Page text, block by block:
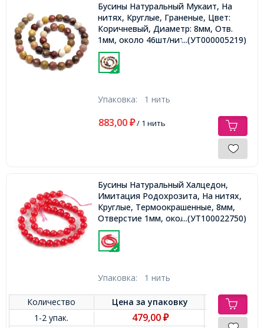
Бусины Натуральный Мукаит, На
нитях, Круглые, Граненые, Цвет:
Коричневый, Диаметр: 8мм, Отв.
1мм, около 46шт/нить,...(УТ000005219)
Упаковка: 1 нить
883,00 ₽/ 1 нить
Бусины Натуральный Халцедон,
Имитация Родохрозита, На нитях,
Круглые, Термоокрашенные, 8мм,
Отверстие 1мм, около 43шт/36см/
нить,
...(УТ100022750)
Упаковка: 1 нить
Количество Цена заупаковку
1-2 упак.
479,00 ₽